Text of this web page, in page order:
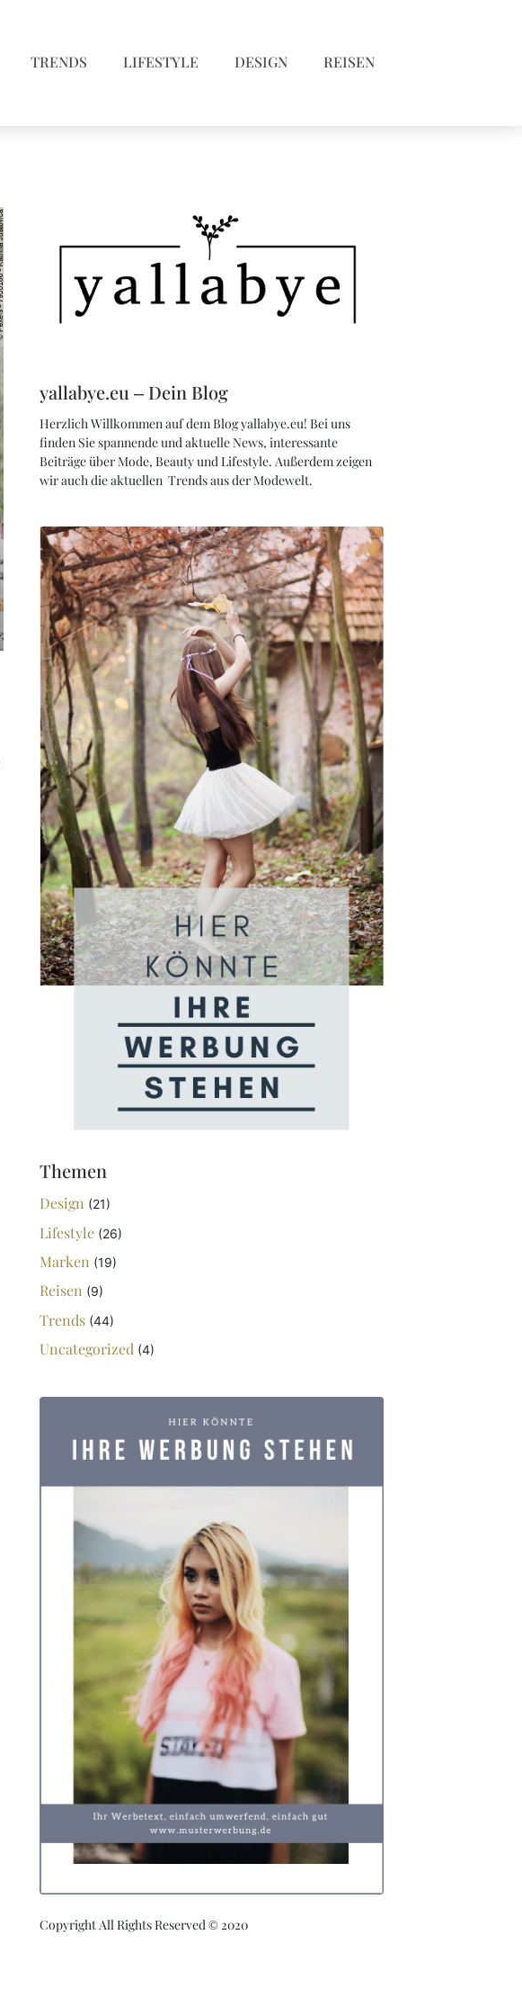
TRENDS LIFESTYLE DESIGN REISEN
yallabye.eu – Dein Blog
Herzlich Willkommen auf dem Blog yallabye.eu! Bei uns
finden Sie spannende und aktuelle News, interessante
Beiträge über Mode, Beauty und Lifestyle. Außerdem zeigen
wir auch die aktuellen Trends aus der Modewelt.
Themen
Design (21)
Lifestyle(26)
Marken (19)
Reisen (9)
Trends(44)
Uncategorized (4)
Copyright All Rights Reserved © 2020